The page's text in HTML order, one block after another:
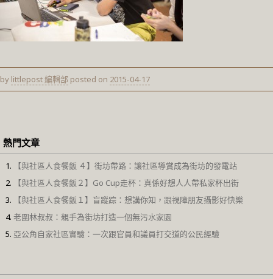
by littlepost 編輯部 posted on 2015-04-17
熱門文章
【與社區人食餐飯 ４】街坊帶路：讓社區導賞成為街坊的發電站
【與社區人食餐飯２】Go Cup走杯：真係好想人人帶私家杯出街
【與社區人食餐飯１】盲蹤踪：想講你知，跟視障朋友攝影好快樂
老圍林叔叔：親手為街坊打造一個無污水家園
亞公角自家社區實驗：一次跟官員和議員打交道的公民經驗